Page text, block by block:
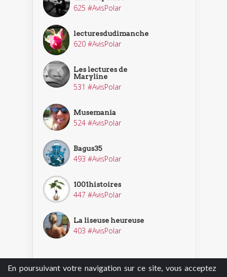
En poursuivant votre navigation sur ce site, vous acceptez
625 #AvisPolar
lecturesdudimanche
620 #AvisPolar
Les lectures de
Maryline
531 #AvisPolar
Musemania
524 #AvisPolar
Bagus35
493 #AvisPolar
1001histoires
447 #AvisPolar
La liseuse heureuse
403 #AvisPolar
Découvrir nos enquêteurs